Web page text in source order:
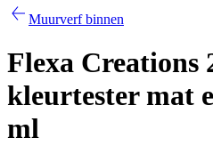
Muurverf binnen
Flexa Creations
kleurtester mat
ml